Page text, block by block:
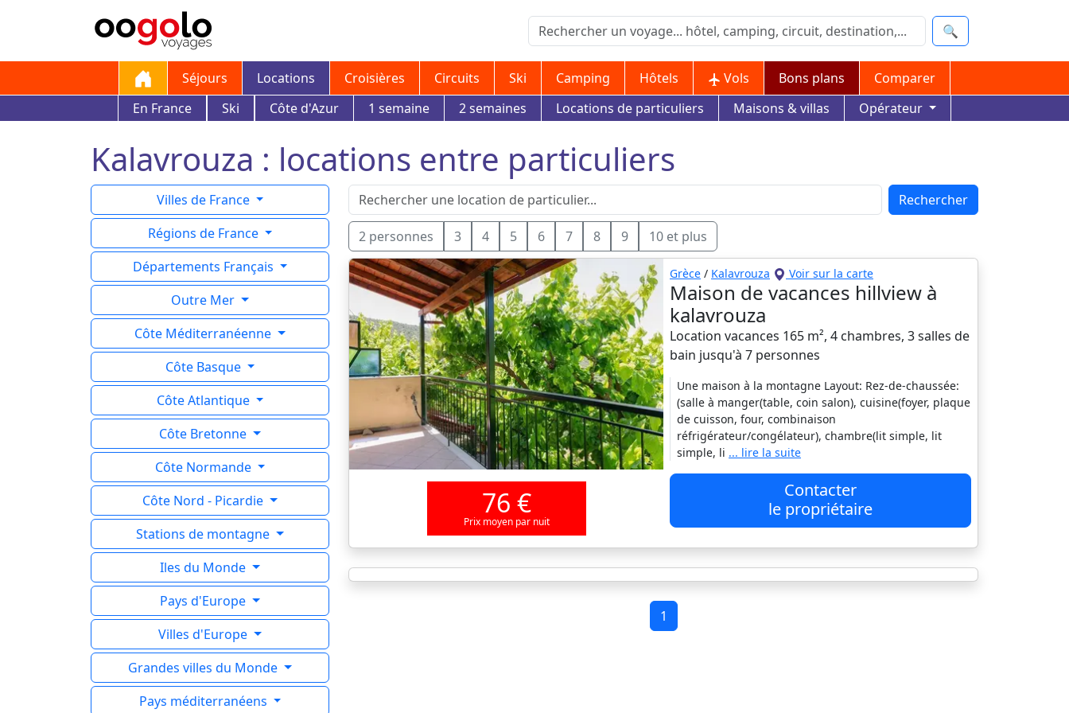
🔍
Séjours Locations Croisières Circuits Ski Camping Hôtels Vols Bons plans
Comparer
En France
Ski Côte d'Azur 1 semaine 2 semaines Locations de particuliers Maisons & villas Opérateur
Kalavrouza : locations entre particuliers
Villes de France
Régions de France
Départements Français
Outre Mer
Côte Méditerranéenne
Côte Basque
Côte Atlantique
Côte Bretonne
Côte Normande
Côte Nord - Picardie
Stations de montagne
Iles du Monde
Pays d'Europe
Villes d'Europe
Grandes villes du Monde
Pays méditerranéens
Rechercher
2 personnes 3 4 5 6 7 8 9 10 et plus
76 €
Prix moyen par nuit
Grèce / Kalavrouza Voir sur la carte
Maison de vacances hillview à
kalavrouza
Location vacances 165 m², 4 chambres, 3 salles de
bain jusqu'à 7 personnes
Une maison à la montagne Layout: Rez-de-chaussée:
(salle à manger(table, coin salon), cuisine(foyer, plaque
de cuisson, four, combinaison
réfrigérateur/congélateur), chambre(lit simple, lit
simple, li ... lire la suite
Contacter
le propriétaire
1